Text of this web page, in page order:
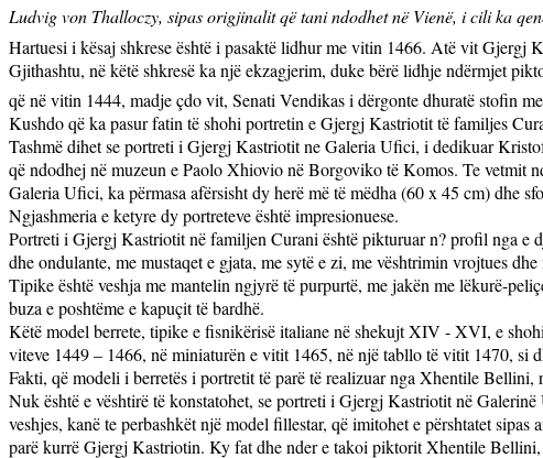
Ludvig von Thalloczy, sipas origjinalit që tani ndodhet në Vienë, i cili ka
Hartuesi i kësaj shkrese është i pasaktë lidhur me vitin 1466. Atë vit
Gjithashtu, në këtë shkresë ka një ekzagjerim, duke bërë lidhje ndërmjet
që në vitin 1444, madje çdo vit, Senati Vendikas i dërgonte dhuratë stofin
Kushdo që ka pasur fatin të shohi portretin e Gjergj Kastriotit të familjes
Tashmë dihet se portreti i Gjergj Kastriotit ne Galeria Ufici, i dedikuar
që ndodhej në muzeun e Paolo Xhiovio në Borgoviko të Komos. Te vetmit
Galeria Ufici, ka përmasa afërsisht dy herë më të mëdha (60 x 45 cm) dhe
Ngjashmeria e ketyre dy portreteve është impresionuese.
Portreti i Gjergj Kastriotit në familjen Curani është pikturuar n? profil nga e
dhe ondulante, me mustaqet e gjata, me sytë e zi, me vështrimin vrojtues dhe
Tipike është veshja me mantelin ngjyrë të purpurtë, me jakën me lëkurë-
buza e poshtëme e kapuçit të bardhë.
Këtë model berrete, tipike e fisnikërisë italiane në shekujt XIV - XVI, e
viteve 1449 – 1466, në miniaturën e vitit 1465, në një tabllo të vitit 1470,
Fakti, që modeli i berretës i portretit të parë të realizuar nga Xhentile
Nuk është e vështirë të konstatohet, se portreti i Gjergj Kastriotit në
veshjes, kanë te perbashkët një model fillestar, që imitohet e përshtatet
parë kurrë Gjergj Kastriotin. Ky fat dhe nder e takoi piktorit Xhentile